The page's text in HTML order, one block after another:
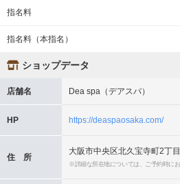
指名料
指名料（本指名）
ショップデータ
店舗名 Dea spa（デアスパ）
HP https://deaspaosaka.com/
住 所
大阪市中央区北久宝寺町2丁目
※詳細な所在地については、ご予約時に